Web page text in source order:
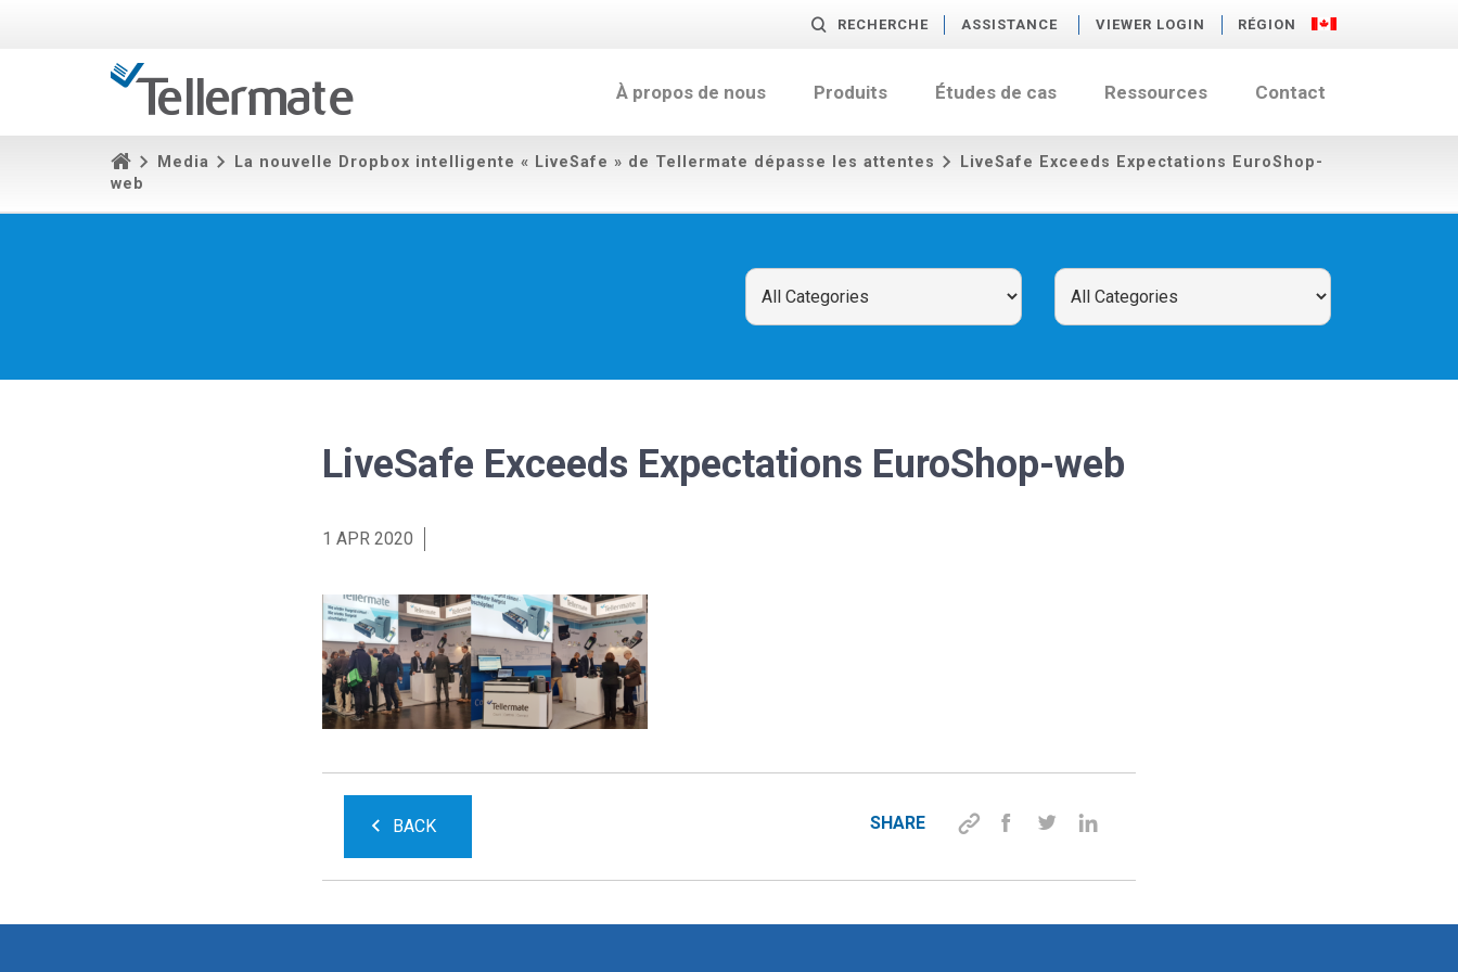
RECHERCHE ASSISTANCE VIEWER LOGIN RÉGION
À propos de nous Produits Études de cas Ressources Contact
Media La nouvelle Dropbox intelligente « LiveSafe » de Tellermate dépasse les attentes
LiveSafe Exceeds Expectations EuroShop-
web
LiveSafe Exceeds Expectations EuroShop-web
1 APR 2020
BACK SHARE